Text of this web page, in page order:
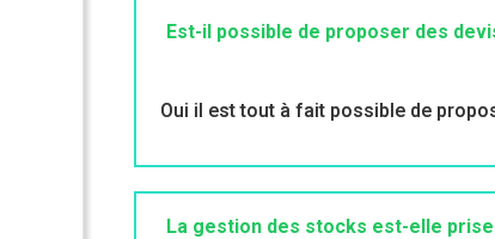
Est-il possible de proposer des
Oui il est tout à fait possible de
La gestion des stocks est-elle